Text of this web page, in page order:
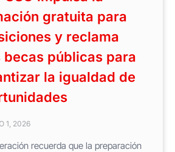
gratuita para
y reclama
becas públicas para
la igualdad de
1, 2026
recuerda que la preparación